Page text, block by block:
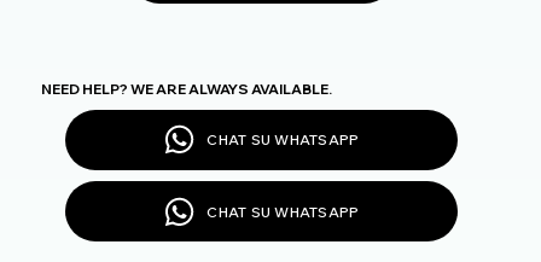
NEED HELP? WE ARE ALWAYS AVAILABLE.
CHAT SU WHATSAPP
CHAT SU WHATSAPP